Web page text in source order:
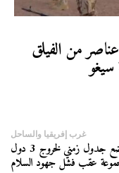
من الفيلق
سيغو
غرب إفريقيا والساحل
“إيكواس” تقرر وضع جدول زمني لخروج 3 دول
عقب فشل جهود السلام